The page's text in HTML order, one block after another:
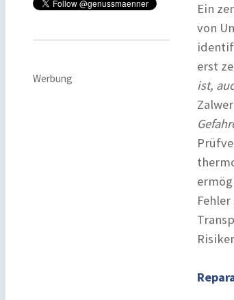
Werbung
Ein
von
erst
ist,